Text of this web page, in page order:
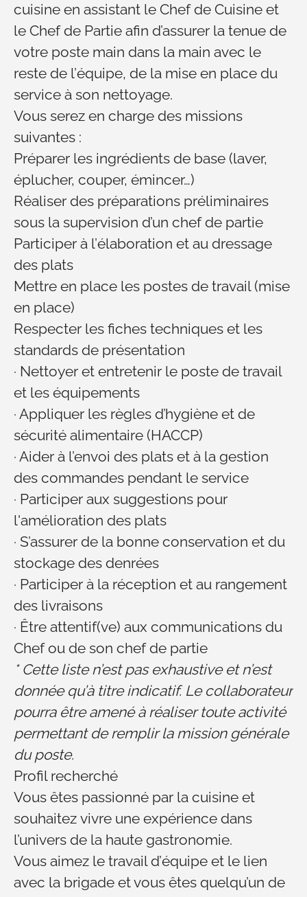
cuisine en assistant le Chef de Cuisine et
le Chef de Partie afin d’assurer la tenue de
votre poste main dans la main avec le
reste de l’équipe, de la mise en place du
service à son nettoyage.
Vous serez en charge des missions
suivantes :
Préparer les ingrédients de base (laver,
éplucher, couper, émincer…)
Réaliser des préparations préliminaires
sous la supervision d’un chef de partie
Participer à l’élaboration et au dressage
des plats
Mettre en place les postes de travail (mise
en place)
Respecter les fiches techniques et les
standards de présentation
· Nettoyer et entretenir le poste de travail
et les équipements
· Appliquer les règles d’hygiène et de
sécurité alimentaire (HACCP)
· Aider à l’envoi des plats et à la gestion
des commandes pendant le service
· Participer aux suggestions pour
l'amélioration des plats
· S’assurer de la bonne conservation et du
stockage des denrées
· Participer à la réception et au rangement
des livraisons
· Être attentif(ve) aux communications du
Chef ou de son chef de partie
* Cette liste n’est pas exhaustive et n’est
donnée qu’à titre indicatif. Le collaborateur
pourra être amené à réaliser toute activité
permettant de remplir la mission générale
du poste.
Profil recherché
Vous êtes passionné par la cuisine et
souhaitez vivre une expérience dans
l’univers de la haute gastronomie.
Vous aimez le travail d’équipe et le lien
avec la brigade et vous êtes quelqu’un de